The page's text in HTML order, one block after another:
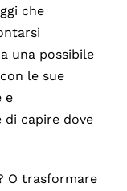
che
una possibile
le sue
e
capire dove
O trasformare